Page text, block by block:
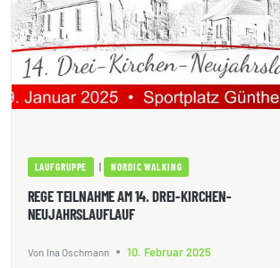
LAUFGRUPPE | NORDIC WALKING
REGE TEILNAHME AM 14. DREI-KIRCHEN-
NEUJAHRSLAUFLAUF
Von Ina Oschmann 10. Februar 2025